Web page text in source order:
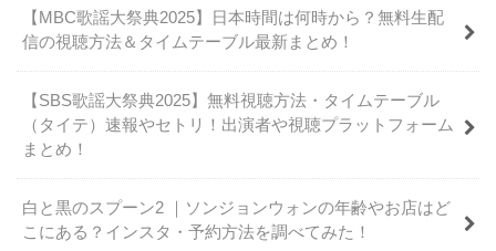
【MBC歌謡大祭典2025】日本時間は何時から？無料生配
信の視聴方法＆タイムテーブル最新まとめ！
【SBS歌謡大祭典2025】無料視聴方法・タイムテーブル
（タイテ）速報やセトリ！出演者や視聴プラットフォーム
まとめ！
白と黒のスプーン2 ｜ソンジョンウォンの年齢やお店はど
こにある？インスタ・予約方法を調べてみた！